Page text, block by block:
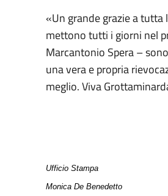
«Un grande grazie a
mettono tutti i giorni nel
Marcantonio Spera –
una vera e propria
meglio. Viva
Ufficio Stampa
Monica De Benedetto